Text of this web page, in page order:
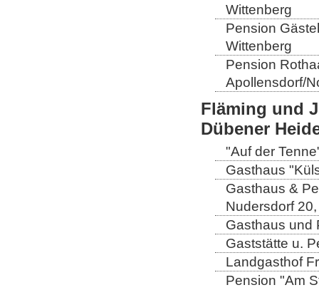
Wittenberg
Pension
Wittenberg
Pension
Apollensdorf/
Fläming und
Dübener
"Auf der
Gasthaus
Gasthaus &
Nudersdorf
Gasthaus und
Gaststätte u.
Landgasthof
Pension "Am